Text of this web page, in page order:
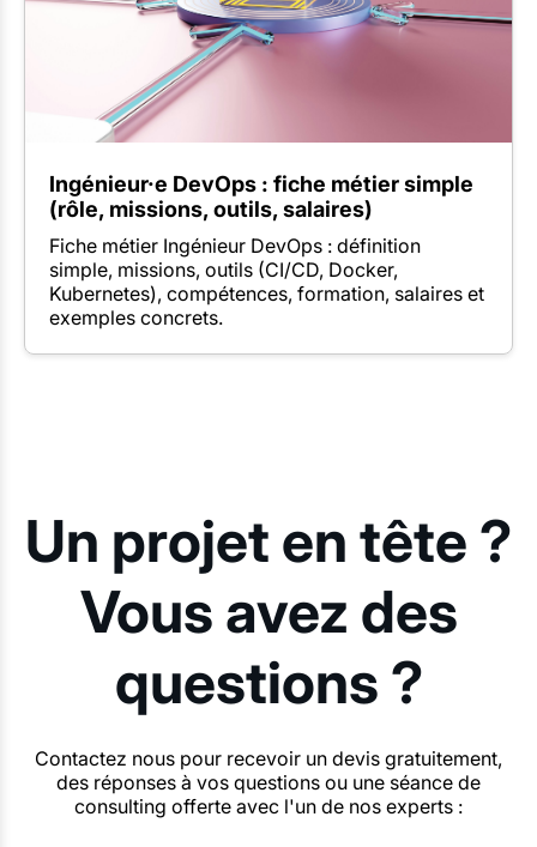
Ingénieur·e DevOps : fiche métier simple
(rôle, missions, outils, salaires)
Fiche métier Ingénieur DevOps : définition
simple, missions, outils (CI/CD, Docker,
Kubernetes), compétences, formation, salaires et
exemples concrets.
Un projet en tête ?
Vous avez des
questions ?
Contactez nous pour recevoir un devis gratuitement,
des réponses à vos questions ou une séance de
consulting offerte avec l'un de nos experts :